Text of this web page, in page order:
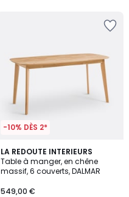
-10% DÈS 2*
LA REDOUTE INTERIEURS
Table à manger, en chêne
massif, 6 couverts, DALMAR
549,00 €
4,7
/ 5